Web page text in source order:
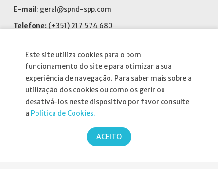
Este site utiliza cookies para o bom
funcionamento do site e para otimizar a sua
experiência de navegação. Para saber mais sobre a
utilização dos cookies ou como os gerir ou
desativá-los neste dispositivo por favor consulte
a Política de Cookies.
ACEITO
E-mail : geral@spnd-spp.com
Telefone: (+351) 217 574 680
Fax:(+351) 217 577 617
Siga-nos no